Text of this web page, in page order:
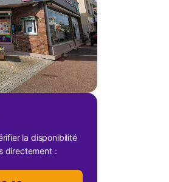
la disponibilité
directement :